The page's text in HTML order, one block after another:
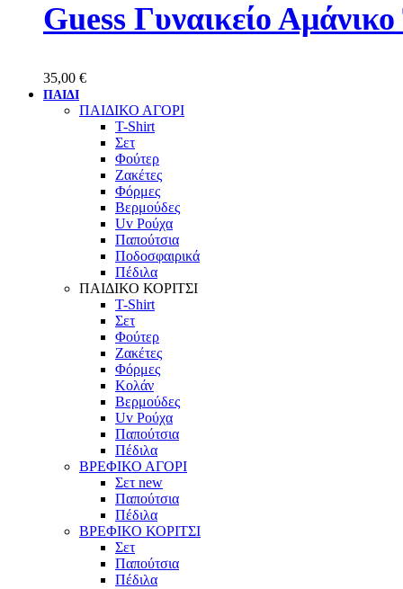
Guess Γυναικείο
35,00 €
ΠΑΙΔΙ
ΠΑΙΔΙΚΟ ΑΓΟΡΙ
T-Shirt
Σετ
Φούτερ
Ζακέτες
Φόρμες
Βερμούδες
Uv Ρούχα
Παπούτσια
Ποδοσφαιρικά
Πέδιλα
ΠΑΙΔΙΚΟ ΚΟΡΙΤΣΙ
T-Shirt
Σετ
Φούτερ
Ζακέτες
Φόρμες
Κολάν
Βερμούδες
Uv Ρούχα
Παπούτσια
Πέδιλα
ΒΡΕΦΙΚΟ ΑΓΟΡΙ
Σετ new
Παπούτσια
Πέδιλα
ΒΡΕΦΙΚΟ ΚΟΡΙΤΣΙ
Σετ
Παπούτσια
Πέδιλα